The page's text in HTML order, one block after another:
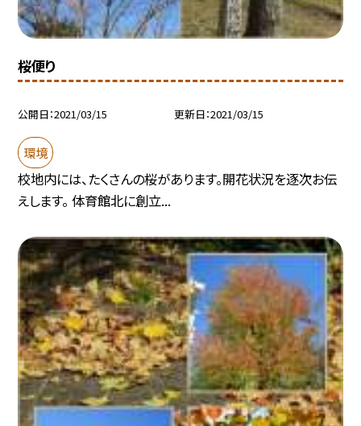
桜便り
公開日 2021/03/15 更新日 2021/03/15
環境
校地内には、たくさんの桜があります。開花状況を逐次お伝
えします。 体育館北に創立...